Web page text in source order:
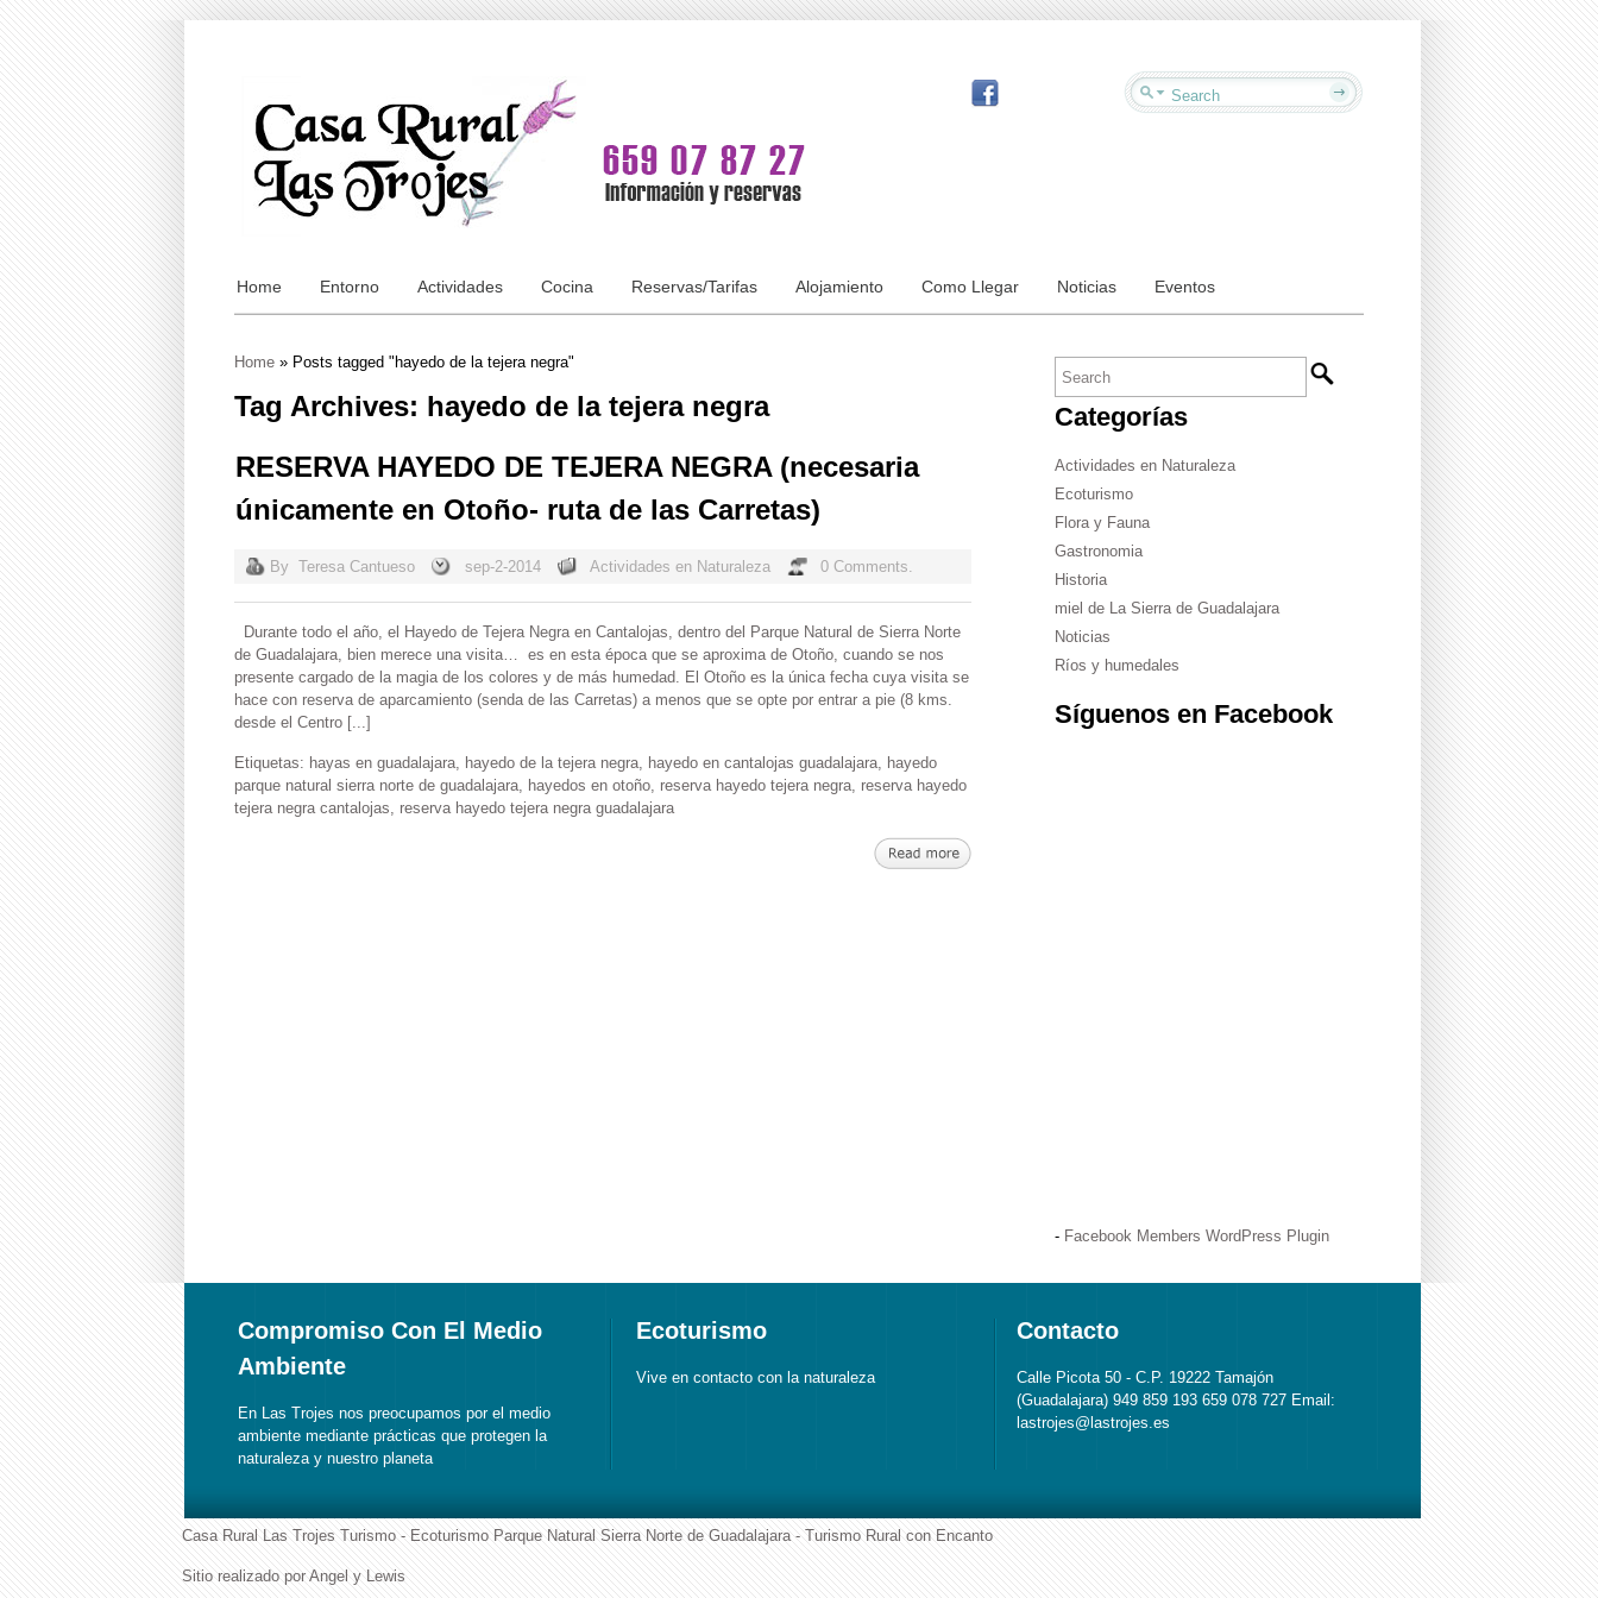
Home Entorno Actividades Cocina Reservas/Tarifas Alojamiento Como Llegar Noticias Eventos
Home » Posts tagged "hayedo de la tejera negra"
Tag Archives: hayedo de la tejera negra
RESERVA HAYEDO DE TEJERA NEGRA (necesaria
únicamente en Otoño- ruta de las Carretas)
By Teresa Cantueso sep-2-2014 Actividades en Naturaleza 0 Comments.
Durante todo el año, el Hayedo de Tejera Negra en Cantalojas, dentro del Parque Natural de Sierra Norte
de Guadalajara, bien merece una visita… es en esta época que se aproxima de Otoño, cuando se nos
presente cargado de la magia de los colores y de más humedad. El Otoño es la única fecha cuya visita se
hace con reserva de aparcamiento (senda de las Carretas) a menos que se opte por entrar a pie (8 kms.
desde el Centro [...]
Etiquetas: hayas en guadalajara, hayedo de la tejera negra, hayedo en cantalojas guadalajara, hayedo
parque natural sierra norte de guadalajara, hayedos en otoño, reserva hayedo tejera negra, reserva hayedo
tejera negra cantalojas, reserva hayedo tejera negra guadalajara
Categorías
Actividades en Naturaleza
Ecoturismo
Flora y Fauna
Gastronomia
Historia
miel de La Sierra de Guadalajara
Noticias
Ríos y humedales
Síguenos en Facebook
- Facebook Members WordPress Plugin
Compromiso Con El Medio
Ambiente
En Las Trojes nos preocupamos por el medio
ambiente mediante prácticas que protegen la
naturaleza y nuestro planeta
Ecoturismo
Vive en contacto con la naturaleza
Contacto
Calle Picota 50 - C.P. 19222 Tamajón
(Guadalajara) 949 859 193 659 078 727 Email:
lastrojes@lastrojes.es
Casa Rural Las Trojes Turismo - Ecoturismo Parque Natural Sierra Norte de Guadalajara - Turismo Rural con Encanto
Sitio realizado por Angel y Lewis